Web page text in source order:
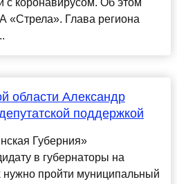
с коронавирусом. Об этом
«Стрела». Глава региона
области Александр
поддержкой
Губерния»
в губернаторы на
пройти муниципальный